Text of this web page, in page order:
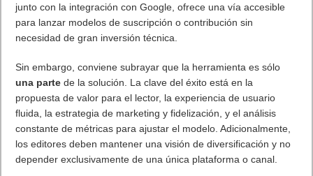
junto con la integración con Google, ofrece una vía accesible
para lanzar modelos de suscripción o contribución sin
necesidad de gran inversión técnica.
Sin embargo, conviene subrayar que la herramienta es sólo
una parte de la solución. La clave del éxito está en la
propuesta de valor para el lector, la experiencia de usuario
fluida, la estrategia de marketing y fidelización, y el análisis
constante de métricas para ajustar el modelo. Adicionalmente,
los editores deben mantener una visión de diversificación y no
depender exclusivamente de una única plataforma o canal.